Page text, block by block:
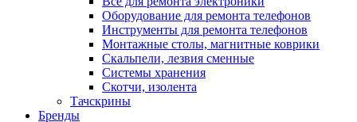
Оборудование для ремонта телефонов
Инструменты для ремонта телефонов
Монтажные столы, магнитные коврики
Скальпели, лезвия сменные
Системы хранения
Скотчи, изолента
Тачскрины
Бренды